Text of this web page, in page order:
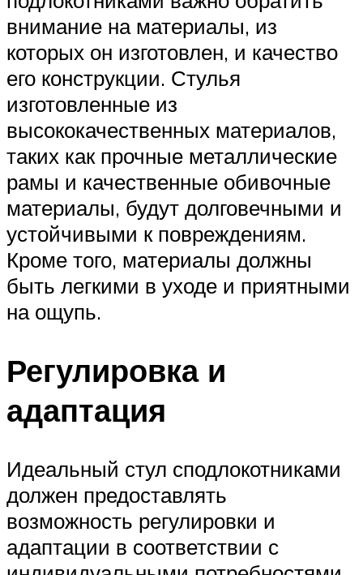
внимание на материалы, из
которых он изготовлен, и качество
его конструкции. Стулья
изготовленные из
высококачественных материалов,
таких как прочные металлические
рамы и качественные обивочные
материалы, будут долговечными и
устойчивыми к повреждениям.
Кроме того, материалы должны
быть легкими в уходе и приятными
на ощупь.
Регулировка и
адаптация
Идеальный стул сподлокотниками
должен предоставлять
возможность регулировки и
адаптации в соответствии с